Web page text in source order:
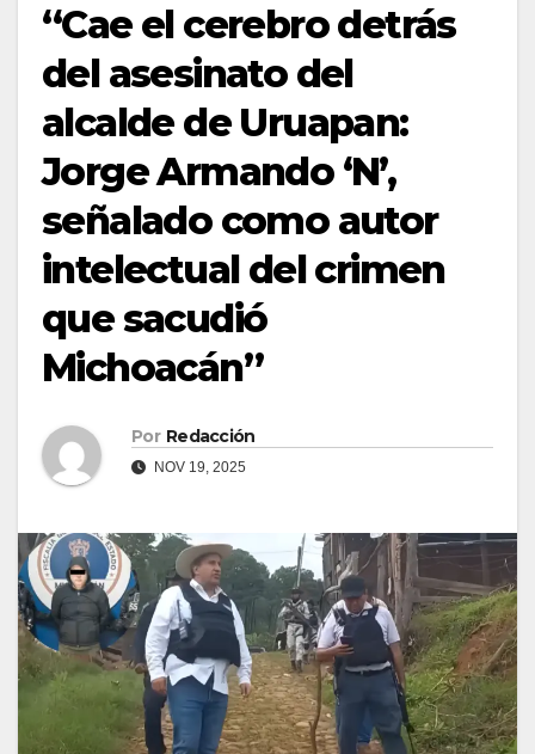
“Cae el cerebro detrás
del asesinato del
alcalde de Uruapan:
Jorge Armando ‘N’,
señalado como autor
intelectual del crimen
que sacudió
Michoacán”
Por Redacción
NOV 19, 2025